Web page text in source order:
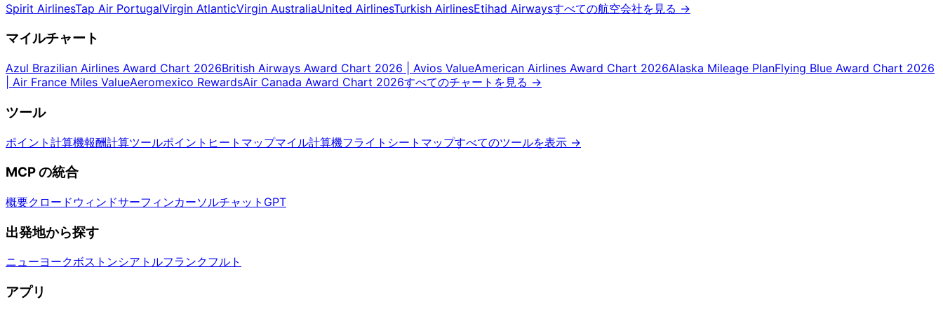
Spirit AirlinesTap Air PortugalVirgin AtlanticVirgin AustraliaUnited AirlinesTurkish AirlinesEtihad Airwaysすべての航空会社を見る →
マイルチャート
Azul Brazilian Airlines Award Chart 2026British Airways Award Chart 2026 | Avios ValueAmerican Airlines Award Chart 2026Alaska Mileage PlanFlying Blue Award Chart 2026
| Air France Miles ValueAeromexico RewardsAir Canada Award Chart 2026すべてのチャートを見る →
ツール
ポイント計算機報酬計算ツールポイントヒートマップマイル計算機フライトシートマップすべてのツールを表示 →
MCP の統合
概要クロード ウィンドサーフィンカーソルチャットGPT
出発地から探す
ニューヨークボストンシアトルフランクフルト
アプリ